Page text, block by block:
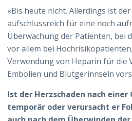
«Bis heute nicht. Allerdings ist
aufschlussreich für eine noch
Überwachung der Patienten, bei
vor allem bei
Verwendung von Heparin für die
Embolien und Blutgerinnseln
Ist der Herzschaden nach
temporär oder verursacht er